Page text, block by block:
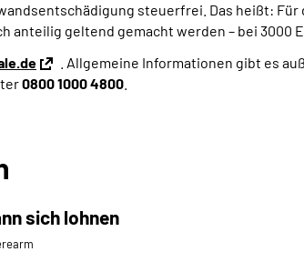
steuerfrei. Das heißt:
geltend gemacht werden – bei 3000
. Allgemeine Informationen gibt es
0800 1000 4800
sich lohnen